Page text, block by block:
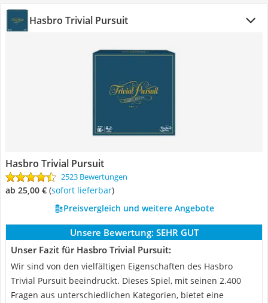
Hasbro Trivial Pursuit
Hasbro Trivial Pursuit
2523 Bewertungen
ab 25,00 € ( Sofort lieferbar)
Preisvergleich und weitere Angebote
Unsere Bewertung: SEHR GUT
Unser Fazit für Hasbro Trivial Pursuit:
Wir sind von den vielfältigen Eigenschaften des Hasbro
Trivial Pursuit beeindruckt. Dieses Spiel, mit seinen 2.400
Fragen aus unterschiedlichen Kategorien, bietet eine